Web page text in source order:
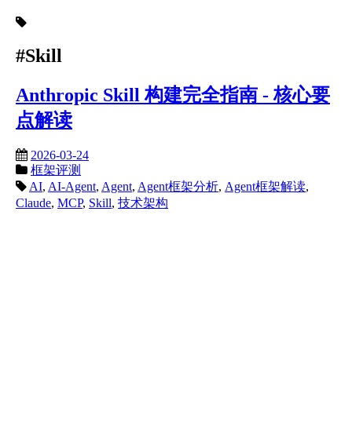
#Skill
Anthropic Skill 构建完全指南 - 核心要
点解读
2026-03-24
框架评测
AI, AI-Agent, Agent, Agent框架分析, Agent框架解读,
Claude, MCP, Skill, 技术架构